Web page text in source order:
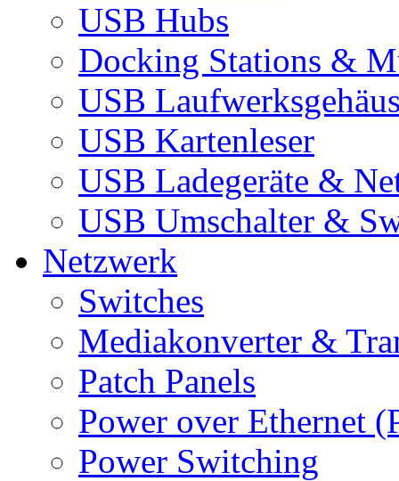
USB Hubs
Docking Stations &
USB
USB Kartenleser
USB Ladegeräte &
USB Umschalter &
Netzwerk
Switches
Mediakonverter &
Patch Panels
Power over Ethernet
Power Switching